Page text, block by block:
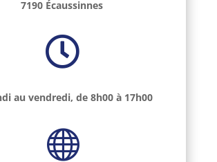
7190 Écaussinnes

au vendredi, de 8h00 à 17h00
